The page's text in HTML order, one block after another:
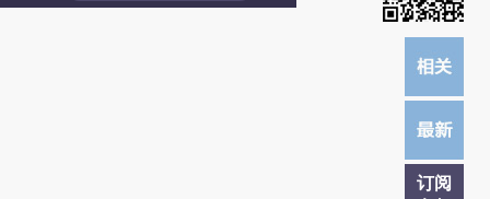
订阅